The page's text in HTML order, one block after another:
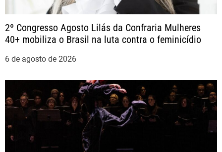
o
d
e
o
s
2º Congresso Agosto Lilás da Confraria Mulheres
40+ mobiliza o Brasil na luta contra o feminicídio
6 de agosto de 2026